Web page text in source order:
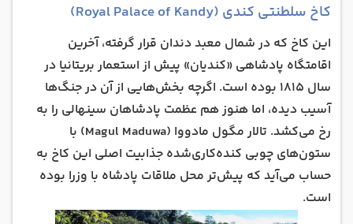
کاخ سلطنتی کندی (Royal Palace of Kandy)
این کاخ که در شمال معبد دندان قرار گرفته، آخرین
اقامتگاه پادشاهی «کندیان» پیش از استعمار بریتانیا در
سال ۱۸۱۵ بوده است. اگرچه بخش‌هایی از آن در جنگ‌ها
آسیب دیده، اما هنوز هم عظمت پادشاهان سینهالی را به
رخ می‌کشد. تالار مگول مادووا (Magul Maduwa) با
ستون‌های چوبی کنده‌کاری‌شده جذابیت اصلی این کاخ به
حساب می‌آید که پیش‌تر محل ملاقات پادشاه با وزرا بوده
است.